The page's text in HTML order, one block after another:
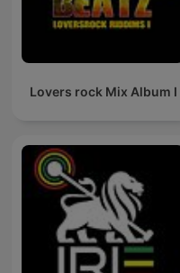
Lovers rock Mix Album I